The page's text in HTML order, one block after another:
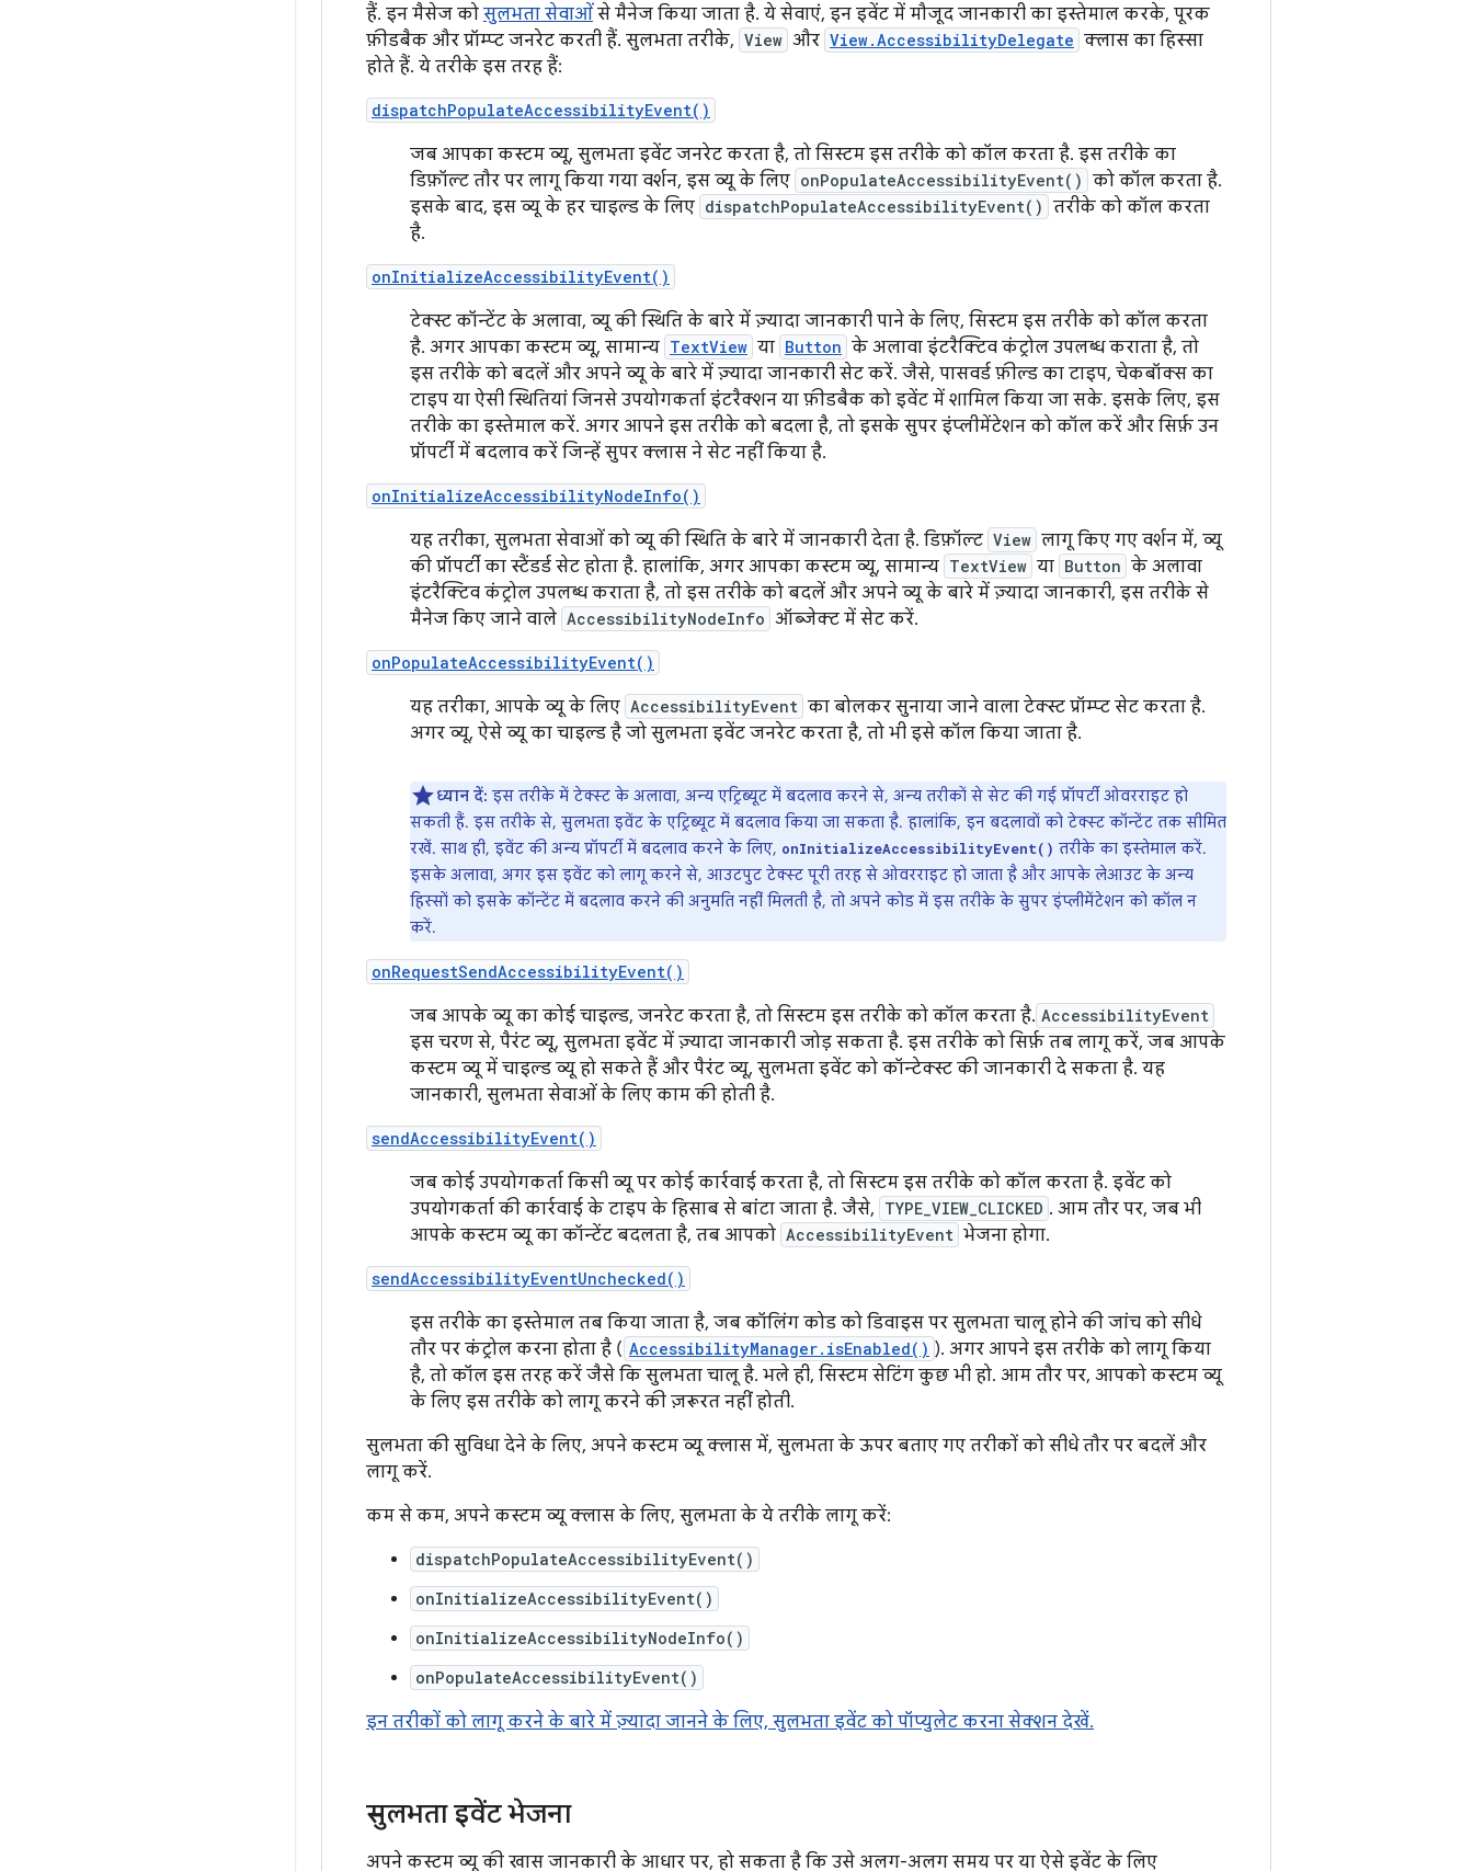
हैं. इन मैसेज को सुलभता सेवाओं से मैनेज किया जाता है. ये सेवाएं, इन इवेंट में मौजूद जानकारी का इस्तेमाल करके, पूरक
फ़ीडबैक और प्रॉम्प्ट जनरेट करती हैं. सुलभता तरीके, View और View.AccessibilityDelegate क्लास का हिस्सा
होते हैं. ये तरीके इस तरह हैं:
dispatchPopulateAccessibilityEvent()
जब आपका कस्टम व्यू, सुलभता इवेंट जनरेट करता है, तो सिस्टम इस तरीके को कॉल करता है. इस तरीके का
डिफ़ॉल्ट तौर पर लागू किया गया वर्शन, इस व्यू के लिए onPopulateAccessibilityEvent() को कॉल करता है.
इसके बाद, इस व्यू के हर चाइल्ड के लिए dispatchPopulateAccessibilityEvent() तरीके को कॉल करता
है.
onInitializeAccessibilityEvent()
टेक्स्ट कॉन्टेंट के अलावा, व्यू की स्थिति के बारे में ज़्यादा जानकारी पाने के लिए, सिस्टम इस तरीके को कॉल करता
है. अगर आपका कस्टम व्यू, सामान्य TextView या Button के अलावा इंटरैक्टिव कंट्रोल उपलब्ध कराता है, तो
इस तरीके को बदलें और अपने व्यू के बारे में ज़्यादा जानकारी सेट करें. जैसे, पासवर्ड फ़ील्ड का टाइप, चेकबॉक्स का
टाइप या ऐसी स्थितियां जिनसे उपयोगकर्ता इंटरैक्शन या फ़ीडबैक को इवेंट में शामिल किया जा सके. इसके लिए, इस
तरीके का इस्तेमाल करें. अगर आपने इस तरीके को बदला है, तो इसके सुपर इंप्लीमेंटेशन को कॉल करें और सिर्फ़ उन
प्रॉपर्टी में बदलाव करें जिन्हें सुपर क्लास ने सेट नहीं किया है.
onInitializeAccessibilityNodeInfo()
यह तरीका, सुलभता सेवाओं को व्यू की स्थिति के बारे में जानकारी देता है. डिफ़ॉल्ट View लागू किए गए वर्शन में, व्यू
की प्रॉपर्टी का स्टैंडर्ड सेट होता है. हालांकि, अगर आपका कस्टम व्यू, सामान्य TextView या Button के अलावा
इंटरैक्टिव कंट्रोल उपलब्ध कराता है, तो इस तरीके को बदलें और अपने व्यू के बारे में ज़्यादा जानकारी, इस तरीके से
मैनेज किए जाने वाले AccessibilityNodeInfo ऑब्जेक्ट में सेट करें.
onPopulateAccessibilityEvent()
यह तरीका, आपके व्यू के लिए AccessibilityEvent का बोलकर सुनाया जाने वाला टेक्स्ट प्रॉम्प्ट सेट करता है.
अगर व्यू, ऐसे व्यू का चाइल्ड है जो सुलभता इवेंट जनरेट करता है, तो भी इसे कॉल किया जाता है.
ध्यान दें: इस तरीके में टेक्स्ट के अलावा, अन्य एट्रिब्यूट में बदलाव करने से, अन्य तरीकों से सेट की गई प्रॉपर्टी ओवरराइट हो
सकती हैं. इस तरीके से, सुलभता इवेंट के एट्रिब्यूट में बदलाव किया जा सकता है. हालांकि, इन बदलावों को टेक्स्ट कॉन्टेंट तक सीमित
रखें. साथ ही, इवेंट की अन्य प्रॉपर्टी में बदलाव करने के लिए, onInitializeAccessibilityEvent() तरीके का इस्तेमाल करें.
इसके अलावा, अगर इस इवेंट को लागू करने से, आउटपुट टेक्स्ट पूरी तरह से ओवरराइट हो जाता है और आपके लेआउट के अन्य
हिस्सों को इसके कॉन्टेंट में बदलाव करने की अनुमति नहीं मिलती है, तो अपने कोड में इस तरीके के सुपर इंप्लीमेंटेशन को कॉल न
करें.
onRequestSendAccessibilityEvent()
जब आपके व्यू का कोई चाइल्ड, जनरेट करता है, तो सिस्टम इस तरीके को कॉल करता है. AccessibilityEvent
इस चरण से, पैरंट व्यू, सुलभता इवेंट में ज़्यादा जानकारी जोड़ सकता है. इस तरीके को सिर्फ़ तब लागू करें, जब आपके
कस्टम व्यू में चाइल्ड व्यू हो सकते हैं और पैरंट व्यू, सुलभता इवेंट को कॉन्टेक्स्ट की जानकारी दे सकता है. यह
जानकारी, सुलभता सेवाओं के लिए काम की होती है.
sendAccessibilityEvent()
जब कोई उपयोगकर्ता किसी व्यू पर कोई कार्रवाई करता है, तो सिस्टम इस तरीके को कॉल करता है. इवेंट को
उपयोगकर्ता की कार्रवाई के टाइप के हिसाब से बांटा जाता है. जैसे, TYPE_VIEW_CLICKED . आम तौर पर, जब भी
आपके कस्टम व्यू का कॉन्टेंट बदलता है, तब आपको AccessibilityEvent भेजना होगा.
sendAccessibilityEventUnchecked()
इस तरीके का इस्तेमाल तब किया जाता है, जब कॉलिंग कोड को डिवाइस पर सुलभता चालू होने की जांच को सीधे
तौर पर कंट्रोल करना होता है ( AccessibilityManager.isEnabled() ). अगर आपने इस तरीके को लागू किया
है, तो कॉल इस तरह करें जैसे कि सुलभता चालू है. भले ही, सिस्टम सेटिंग कुछ भी हो. आम तौर पर, आपको कस्टम व्यू
के लिए इस तरीके को लागू करने की ज़रूरत नहीं होती.
सुलभता की सुविधा देने के लिए, अपने कस्टम व्यू क्लास में, सुलभता के ऊपर बताए गए तरीकों को सीधे तौर पर बदलें और
लागू करें.
कम से कम, अपने कस्टम व्यू क्लास के लिए, सुलभता के ये तरीके लागू करें:
dispatchPopulateAccessibilityEvent()
onInitializeAccessibilityEvent()
onInitializeAccessibilityNodeInfo()
onPopulateAccessibilityEvent()
इन तरीकों को लागू करने के बारे में ज़्यादा जानने के लिए, सुलभता इवेंट को पॉप्युलेट करना सेक्शन देखें.
सुलभता इवेंट भेजना
अपने कस्टम व्यू की खास जानकारी के आधार पर, हो सकता है कि उसे अलग-अलग समय पर या ऐसे इवेंट के लिए